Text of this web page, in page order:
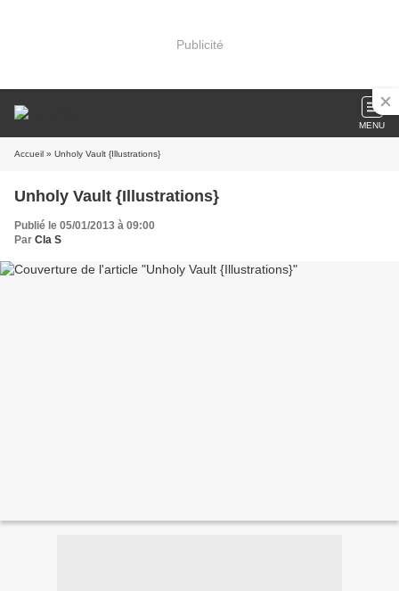
Publicité
MENU
Accueil » Unholy Vault {Illustrations}
Unholy Vault {Illustrations}
Publié le 05/01/2013 à 09:00
Par Cla S